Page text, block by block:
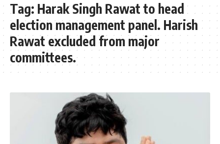
Tag: Harak Singh Rawat to head
election management panel. Harish
Rawat excluded from major
committees.